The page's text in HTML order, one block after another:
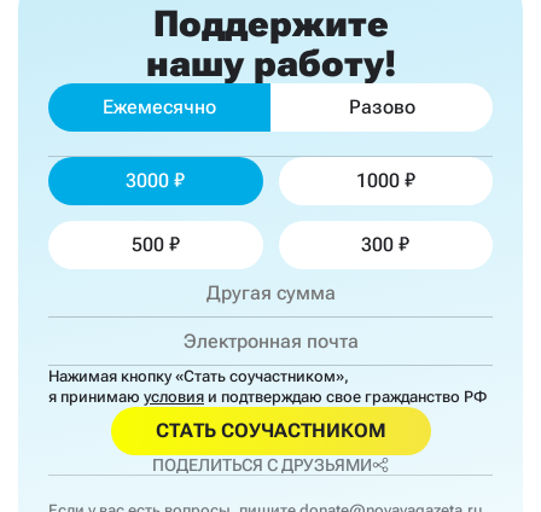
Поддержите
нашу работу!
Ежемесячно Разово
3000 1000
500 300
Нажимая кнопку «Стать соучастником»,
я принимаю условия и подтверждаю свое гражданство РФ
СТАТЬ СОУЧАСТНИКОМ
ПОДЕЛИТЬСЯ С ДРУЗЬЯМИ